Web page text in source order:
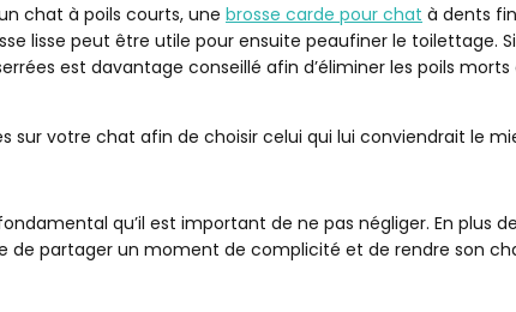
chat à poils courts, une brosse carde pour chat à dents
lisse peut être utile pour ensuite peaufiner le toilettage.
est davantage conseillé afin d’éliminer les poils
sur votre chat afin de choisir celui qui lui conviendrait le
qu’il est important de ne pas négliger. En plus
de partager un moment de complicité et de rendre son